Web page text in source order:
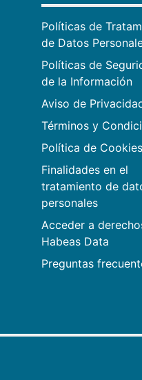
Políticas de
de Datos
Políticas de
de la Información
Aviso de
Términos y
Política de Cookies
Finalidades en el
tratamiento de
personales
Acceder a
Habeas Data
Preguntas